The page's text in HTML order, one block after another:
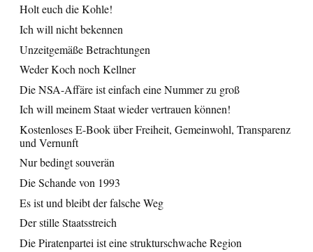
Holt euch die Kohle!
Ich will nicht bekennen
Unzeitgemäße Betrachtungen
Weder Koch noch Kellner
Die NSA-Affäre ist einfach eine Nummer zu groß
Ich will meinem Staat wieder vertrauen können!
Kostenloses E-Book über Freiheit, Gemeinwohl, Transparenz
und Vernunft
Nur bedingt souverän
Die Schande von 1993
Es ist und bleibt der falsche Weg
Der stille Staatsstreich
Die Piratenpartei ist eine strukturschwache Region